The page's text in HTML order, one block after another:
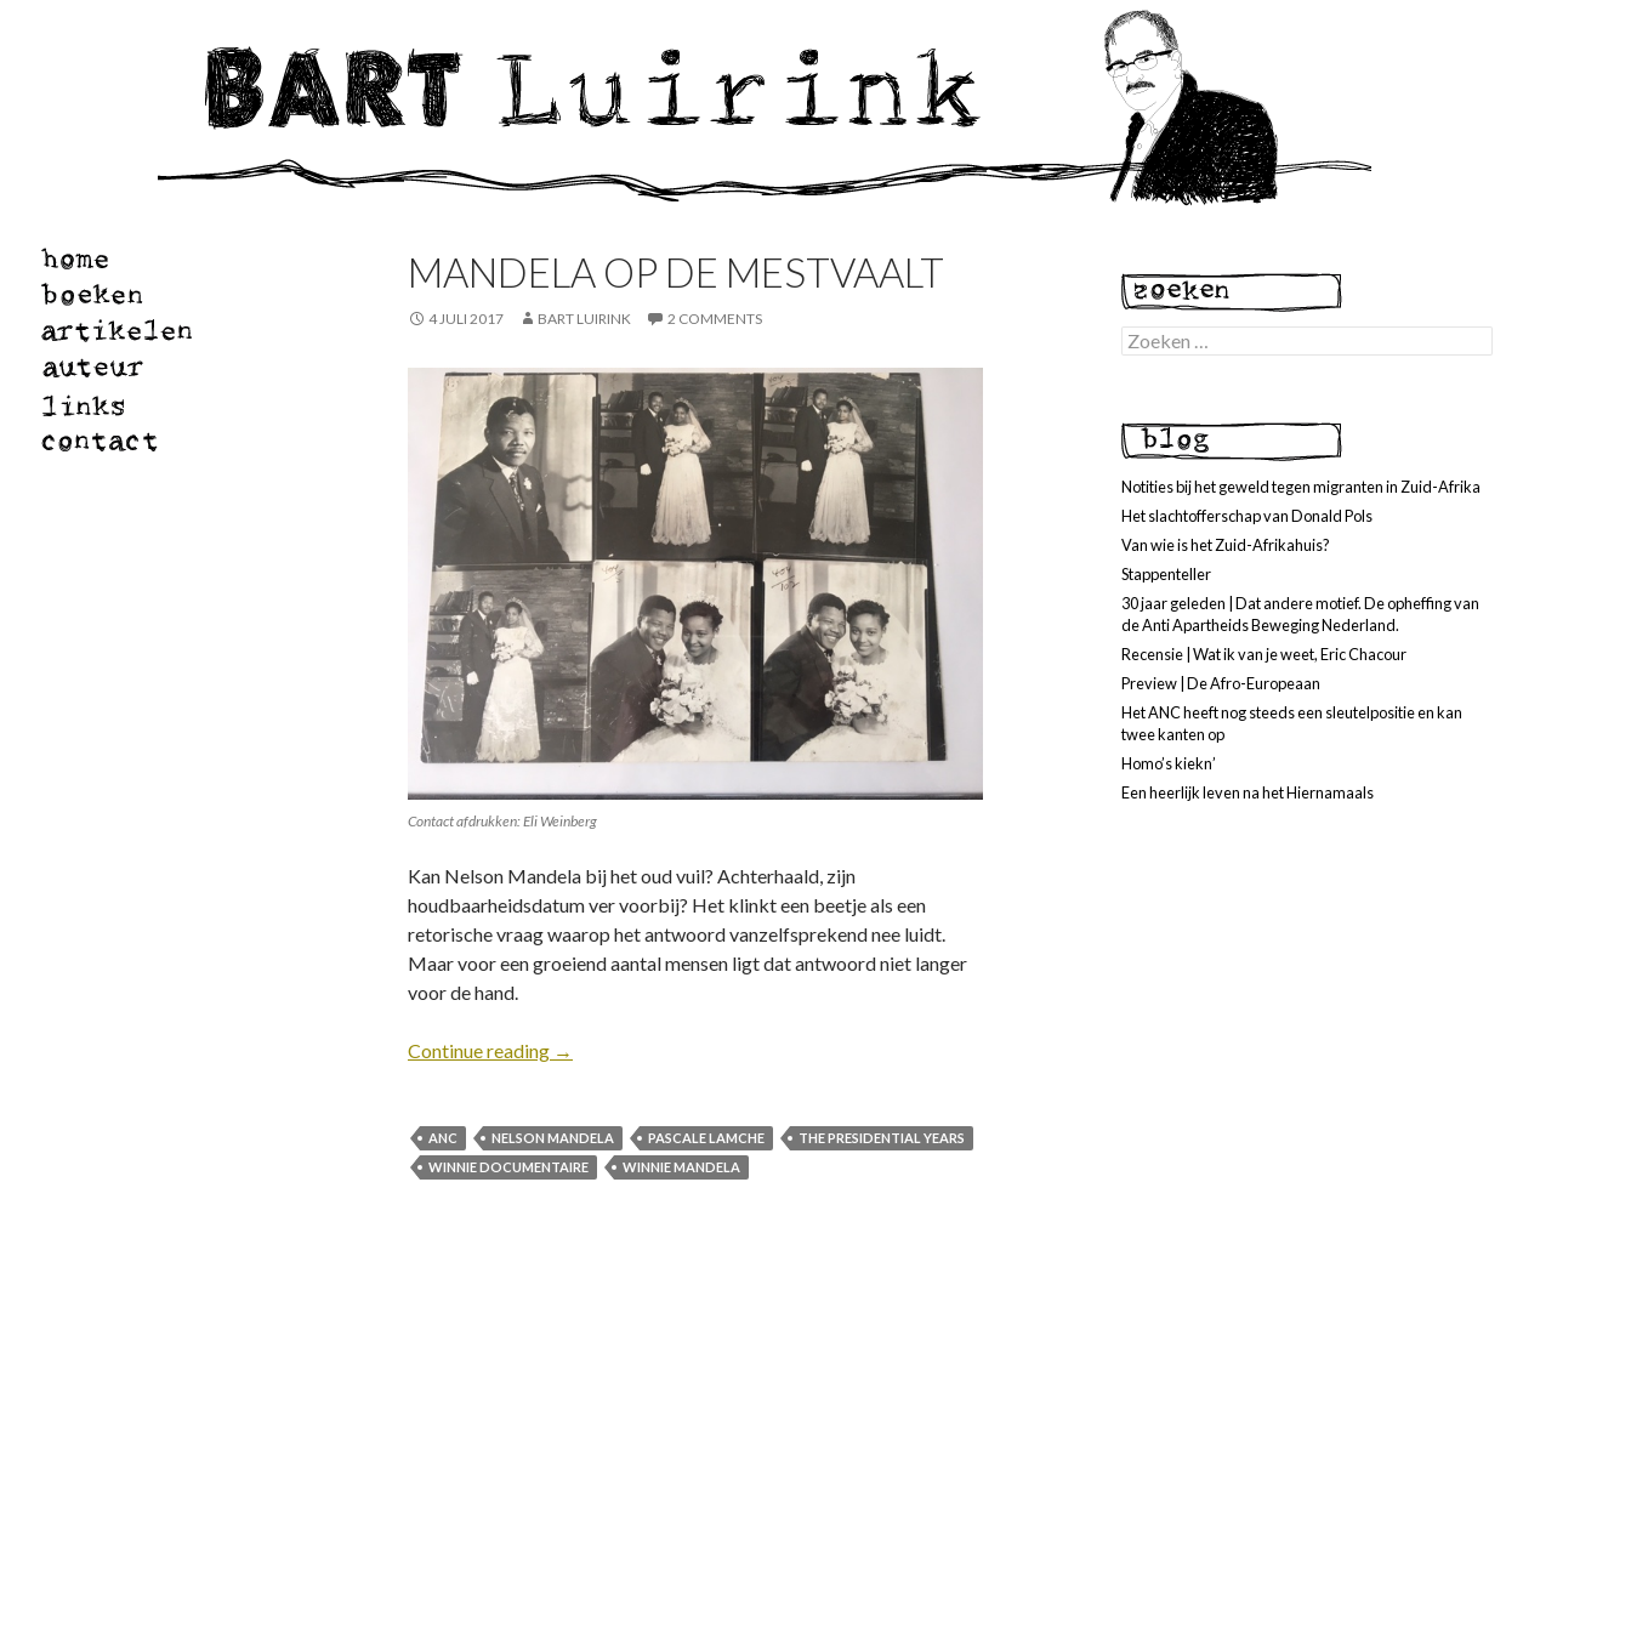
MANDELA OP DE MESTVAALT
4 JULI 2017 BART LUIRINK 2 COMMENTS
Contact afdrukken: Eli Weinberg
Kan Nelson Mandela bij het oud vuil? Achterhaald, zijn
houdbaarheidsdatum ver voorbij? Het klinkt een beetje als een
retorische vraag waarop het antwoord vanzelfsprekend nee luidt.
Maar voor een groeiend aantal mensen ligt dat antwoord niet langer
voor de hand.
Continue reading →
ANC NELSON MANDELA PASCALE LAMCHE
THE PRESIDENTIAL YEARS
WINNIE DOCUMENTAIRE
WINNIE MANDELA
Zoeken
naar:
Notities bij het geweld tegen migranten in Zuid-Afrika
Het slachtofferschap van Donald Pols
Van wie is het Zuid-Afrikahuis?
Stappenteller
30 jaar geleden | Dat andere motief. De opheffing van
de Anti Apartheids Beweging Nederland.
Recensie | Wat ik van je weet, Eric Chacour
Preview | De Afro-Europeaan
Het ANC heeft nog steeds een sleutelpositie en kan
twee kanten op
Homo’s kiekn’
Een heerlijk leven na het Hiernamaals